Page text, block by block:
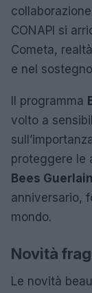
CONAPI si
Cometa,
e nel
Il programma
volto a
proteggere le
Bees
anniversario,
mondo.
Novità
Le novità